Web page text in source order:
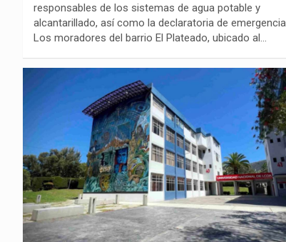
responsables de los sistemas de agua potable y
alcantarillado, así como la declaratoria de emergencia.
Los moradores del barrio El Plateado, ubicado al…